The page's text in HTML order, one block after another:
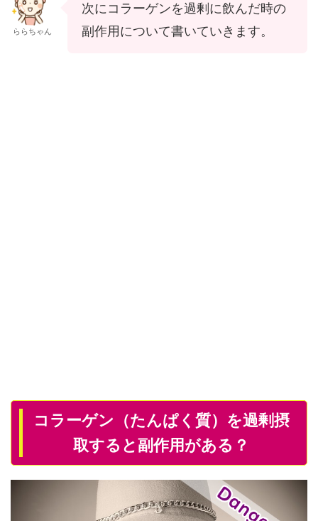
ららちゃん
次にコラーゲンを過剰に飲んだ時の
副作用について書いていきます。
コラーゲン（たんぱく質）を過剰摂
取すると副作用がある？